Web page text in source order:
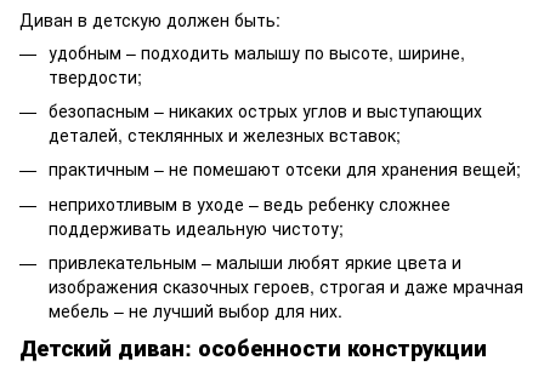
Диван в детскую должен быть:
удобным – подходить малышу по высоте, ширине,
твердости;
безопасным – никаких острых углов и выступающих
деталей, стеклянных и железных вставок;
практичным – не помешают отсеки для хранения вещей;
неприхотливым в уходе – ведь ребенку сложнее
поддерживать идеальную чистоту;
привлекательным – малыши любят яркие цвета и
изображения сказочных героев, строгая и даже мрачная
мебель – не лучший выбор для них.
Детский диван: особенности конструкции